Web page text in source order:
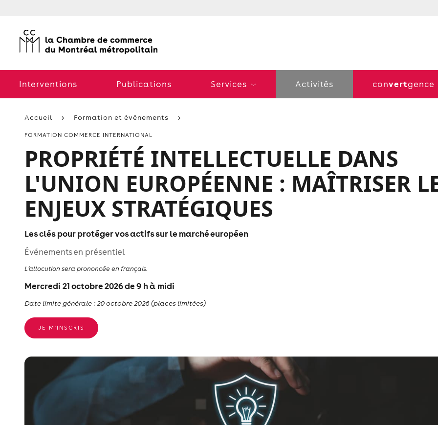
Interventions Publications Services Activités convertgence
Accueil Formation et événements
FORMATION COMMERCE INTERNATIONAL
PROPRIÉTÉ INTELLECTUELLE DANS
L'UNION EUROPÉENNE : MAÎTRISER
ENJEUX STRATÉGIQUES
Les clés pour protéger vos actifs sur le marché européen
Événements en présentiel
L’allocution sera prononcée en français.
Mercredi 21 octobre 2026 de 9 h à midi
Date limite générale : 20 octobre 2026 (places limitées)
JE M'INSCRIS